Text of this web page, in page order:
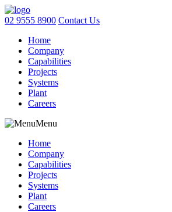
02 9555 8900 Contact Us
Home
Company
Capabilities
Projects
Systems
Plant
Careers
Menu
Home
Company
Capabilities
Projects
Systems
Plant
Careers